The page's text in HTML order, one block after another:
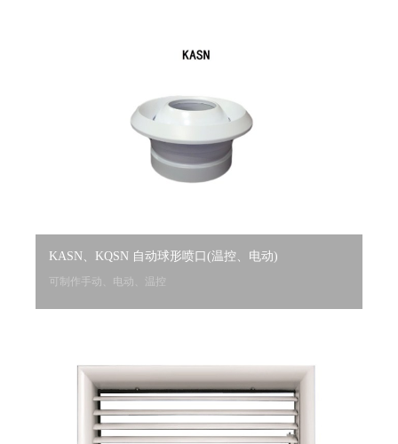
KASN、KQSN 自动球形喷口(温控、电动)
可制作手动、电动、温控